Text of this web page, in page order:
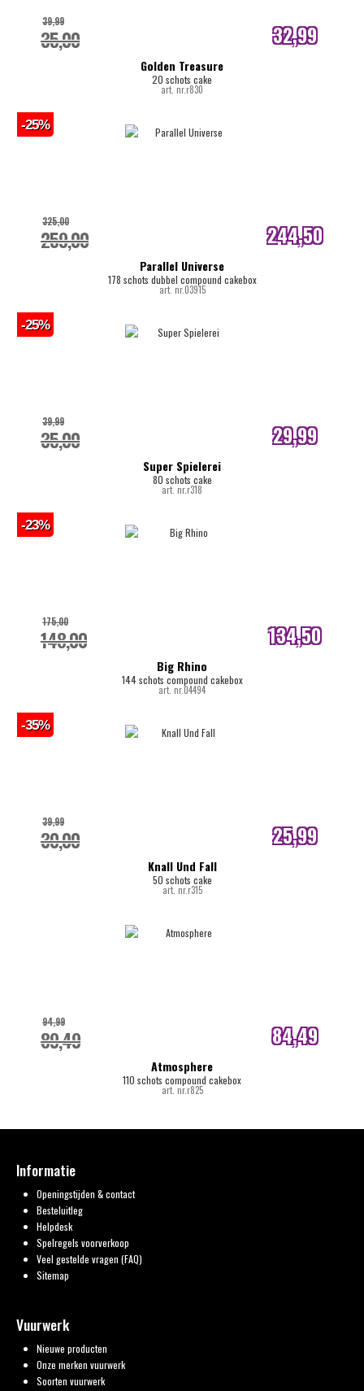
Golden Treasure
20 schots cake
art. nr.r830
35,00
39,99 32,99
internetprijs
Parallel Universe
178 schots dubbel compound cakebox
art. nr.03915
259,00
325,00 244,50
internetprijs
-25%
Super Spielerei
80 schots cake
art. nr.r318
35,00
39,99 29,99
internetprijs
-25%
Big Rhino
144 schots compound cakebox
art. nr.04494
148,00
175,00 134,50
internetprijs
-23%
Knall Und Fall
50 schots cake
art. nr.r315
30,00
39,99 25,99
internetprijs
-35%
Atmosphere
110 schots compound cakebox
art. nr.r825
89,49
94,99 84,49
internetprijs
Informatie
Openingstijden & contact
Besteluitleg
Helpdesk
Spelregels voorverkoop
Veel gestelde vragen (FAQ)
Sitemap
Vuurwerk
Nieuwe producten
Onze merken vuurwerk
Soorten vuurwerk